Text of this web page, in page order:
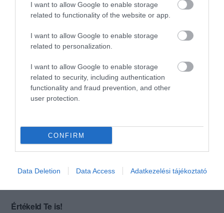
I want to allow Google to enable storage
related to functionality of the website or app.
I want to allow Google to enable storage
related to personalization.
I want to allow Google to enable storage
related to security, including authentication
functionality and fraud prevention, and other
user protection.
CONFIRM
Data Deletion Data Access Adatkezelési tájékoztató
Marianna Murzsa
5 évtizedes tapasztalattal
hirdeti a csárda magát- sikerült
ez idő alatt megtanulni kisütni
a mirelit panírozott sajtot.
N. Krisztina
2021. Június 19.
lugasban ülve lehet enni.
Családoknak ideális hely.
Jelentés
Értékeld Te is!